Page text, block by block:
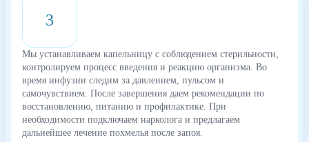
3
Мы устанавливаем капельницу с соблюдением стерильности,
контролируем процесс введения и реакцию организма. Во
время инфузии следим за давлением, пульсом и
самочувствием. После завершения даем рекомендации по
восстановлению, питанию и профилактике. При
необходимости подключаем нарколога и предлагаем
дальнейшее лечение похмелья после запоя.